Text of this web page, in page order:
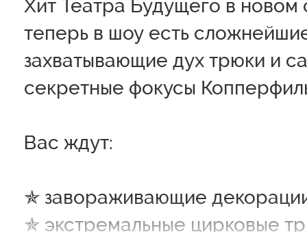
Хит Театра Будущего в новом
теперь в шоу есть
захватывающие дух трюки и
секретные фокусы
Вас ждут:
✯ завораживающие
✯ экстремальные цирковые